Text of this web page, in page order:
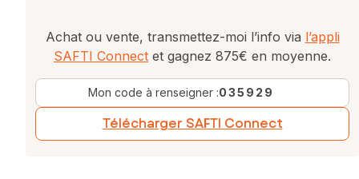
Achat ou vente, transmettez-moi l’info via l’appli
SAFTI Connect et gagnez 875€ en moyenne.
Mon code à renseigner :035929
Télécharger SAFTI Connect